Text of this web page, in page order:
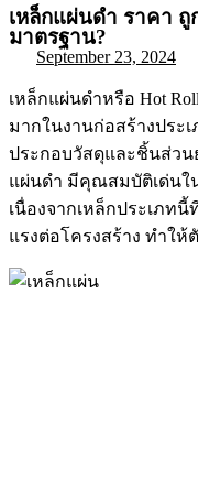
เหล็กแผ่นดำ ราคา
มาตรฐาน?
September 23, 2024
เหล็กแผ่นดำหรือ Hot
มากในงานก่อสร้างประ
ประกอบวัสดุและชิ้นส่วน
แผ่นดำ มีคุณสมบัติเด่นใ
เนื่องจากเหล็กประเภท
แรงต่อโครงสร้าง ทำใ